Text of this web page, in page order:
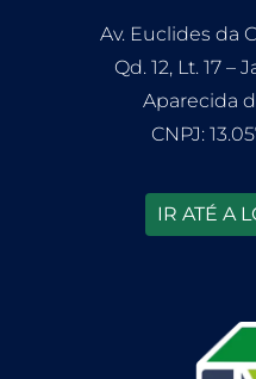
Av. Euclides da
Qd. 12, Lt. 17 –
Aparecida
CNPJ:
IR ATÉ A